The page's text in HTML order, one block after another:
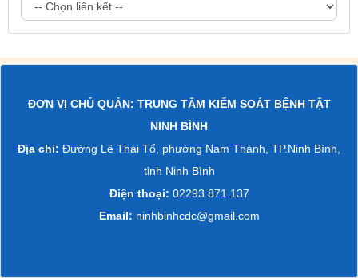
ĐƠN VỊ CHỦ QUẢN: TRUNG TÂM KIỂM SOÁT BỆNH TẬT
NINH BÌNH
Địa chỉ: Đường Lê Thái Tổ, phường Nam Thành, TP.Ninh Bình,
tỉnh Ninh Bình
Điện thoại: 02293.871.137
Email: ninhbinhcdc@gmail.com